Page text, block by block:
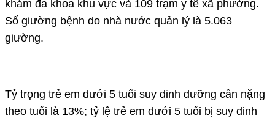
khám đa khoa khu vực và 109 trạm y tế xã phường.
Số giường bệnh do nhà nước quản lý là 5.063
giường.
Tỷ trọng trẻ em dưới 5 tuổi suy dinh dưỡng cân nặng
theo tuổi là 13%; tỷ lệ trẻ em dưới 5 tuổi bị suy dinh